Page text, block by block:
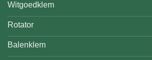
Witgoedklem
Rotator
Balenklem